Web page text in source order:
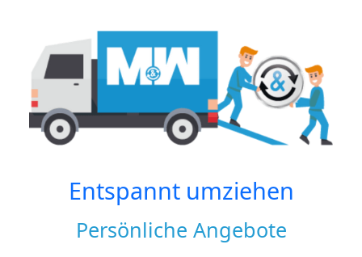
Entspannt umziehen
Persönliche Angebote